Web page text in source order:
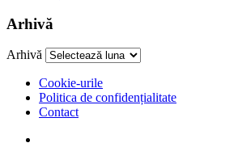
Arhivă
Arhivă
Cookie-urile
Politica de confidențialitate
Contact